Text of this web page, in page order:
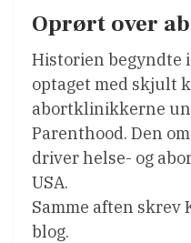
Oprørt over
Historien begyndte
optaget med skjult
abortklinikkerne
Parenthood. Den
driver helse- og
USA.
Samme aften skrev
blog.